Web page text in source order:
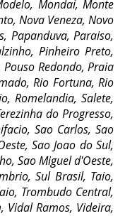
Mondai, Monte
Nova Veneza, Novo
Papanduva, Paraiso,
Pinheiro Preto,
Redondo, Praia
Rio Fortuna, Rio
Romelandia, Salete,
do Progresso,
Sao Carlos, Sao
Sao Joao do Sul,
Sao Miguel d'Oeste,
Sul Brasil, Taio,
Trombudo Central,
Vidal Ramos, Videira,